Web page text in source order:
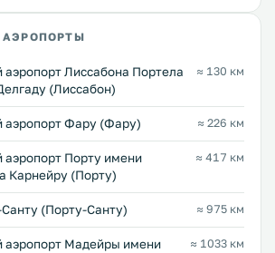
Лиссабона Портела
(Лиссабон)
≈ 130 км
Фару (Фару) ≈ 226 км
Порту имени
Карнейру (Порту)
≈ 417 км
(Порту-Санту) ≈ 975 км
Мадейры имени
≈ 1033 км